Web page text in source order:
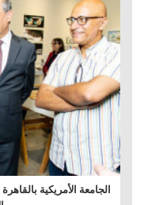
الجامعة الأمريكية